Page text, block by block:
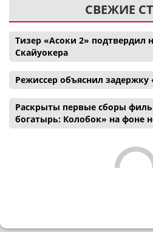
СВЕЖИЕ
Тизер «Асоки 2» подтвердил
Скайуокера
Режиссер объяснил задержку
Раскрыты первые сборы
богатырь: Колобок» на фоне